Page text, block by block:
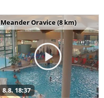
Meander Oravice (8 km)
8.8. 18:37